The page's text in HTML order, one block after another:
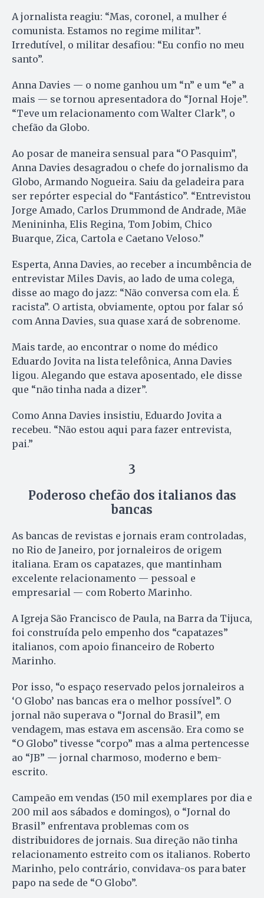
A jornalista reagiu: “Mas, coronel, a mulher é
comunista. Estamos no regime militar”.
Irredutível, o militar desafiou: “Eu confio no meu
santo”.
Anna Davies — o nome ganhou um “n” e um “e” a
mais — se tornou apresentadora do “Jornal Hoje”.
“Teve um relacionamento com Walter Clark”, o
chefão da Globo.
Ao posar de maneira sensual para “O Pasquim”,
Anna Davies desagradou o chefe do jornalismo da
Globo, Armando Nogueira. Saiu da geladeira para
ser repórter especial do “Fantástico”. “Entrevistou
Jorge Amado, Carlos Drummond de Andrade, Mãe
Menininha, Elis Regina, Tom Jobim, Chico
Buarque, Zica, Cartola e Caetano Veloso.”
Esperta, Anna Davies, ao receber a incumbência de
entrevistar Miles Davis, ao lado de uma colega,
disse ao mago do jazz: “Não conversa com ela. É
racista”. O artista, obviamente, optou por falar só
com Anna Davies, sua quase xará de sobrenome.
Mais tarde, ao encontrar o nome do médico
Eduardo Jovita na lista telefônica, Anna Davies
ligou. Alegando que estava aposentado, ele disse
que “não tinha nada a dizer”.
Como Anna Davies insistiu, Eduardo Jovita a
recebeu. “Não estou aqui para fazer entrevista,
pai.”
3
Poderoso chefão dos italianos das
bancas
As bancas de revistas e jornais eram controladas,
no Rio de Janeiro, por jornaleiros de origem
italiana. Eram os capatazes, que mantinham
excelente relacionamento — pessoal e
empresarial — com Roberto Marinho.
A Igreja São Francisco de Paula, na Barra da Tijuca,
foi construída pelo empenho dos “capatazes”
italianos, com apoio financeiro de Roberto
Marinho.
Por isso, “o espaço reservado pelos jornaleiros a
‘O Globo’ nas bancas era o melhor possível”. O
jornal não superava o “Jornal do Brasil”, em
vendagem, mas estava em ascensão. Era como se
“O Globo” tivesse “corpo” mas a alma pertencesse
ao “JB” — jornal charmoso, moderno e bem-
escrito.
Campeão em vendas (150 mil exemplares por dia e
200 mil aos sábados e domingos), o “Jornal do
Brasil” enfrentava problemas com os
distribuidores de jornais. Sua direção não tinha
relacionamento estreito com os italianos. Roberto
Marinho, pelo contrário, convidava-os para bater
papo na sede de “O Globo”.